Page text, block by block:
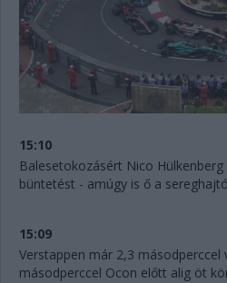
15:10
Balesetokozásért Nico
büntetést - amúgy is ő a
15:09
Verstappen már 2,3
másodperccel Ocon előtt alig öt